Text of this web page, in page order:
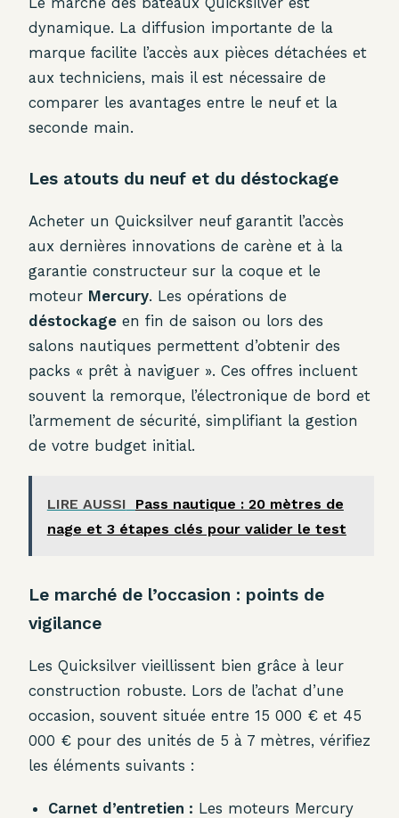
dynamique. La diffusion importante de la
marque facilite l’accès aux pièces détachées et
aux techniciens, mais il est nécessaire de
comparer les avantages entre le neuf et la
seconde main.
Les atouts du neuf et du déstockage
Acheter un Quicksilver neuf garantit l’accès
aux dernières innovations de carène et à la
garantie constructeur sur la coque et le
moteur Mercury. Les opérations de
déstockage en fin de saison ou lors des
salons nautiques permettent d’obtenir des
packs « prêt à naviguer ». Ces offres incluent
souvent la remorque, l’électronique de bord et
l’armement de sécurité, simplifiant la gestion
de votre budget initial.
LIRE AUSSI
Pass nautique : 20 mètres de
nage et 3 étapes clés pour valider le test
Le marché de l’occasion : points de
vigilance
Les Quicksilver vieillissent bien grâce à leur
construction robuste. Lors de l’achat d’une
occasion, souvent située entre 15 000 € et 45
000 € pour des unités de 5 à 7 mètres, vérifiez
les éléments suivants :
Carnet d’entretien : Les moteurs Mercury